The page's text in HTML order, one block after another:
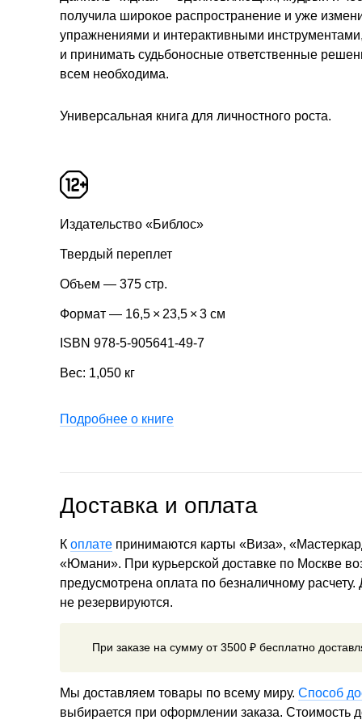
получила широкое распространение и уже
упражнениями и интерактивными
и принимать судьбоносные ответственные
всем необходима.
Универсальная книга для личностного роста.
Издательство «Библос»
Твердый переплет
Объем — 375 стр.
Формат — 16,5 × 23,5 × 3 см
ISBN 978-5-905641-49-7
Вес: 1,050 кг
Подробнее о книге
Доставка и оплата
К оплате принимаются карты «Виза»,
«Юмани». При курьерской доставке по Москве
предусмотрена оплата по безналичному
не резервируются.
При заказе на сумму от 3500 ₽ бесплатно
Мы доставляем товары по всему миру. Способ
выбирается при оформлении заказа. Стоимость